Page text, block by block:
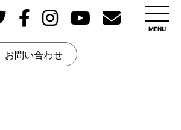
MENU
お問い合わせ